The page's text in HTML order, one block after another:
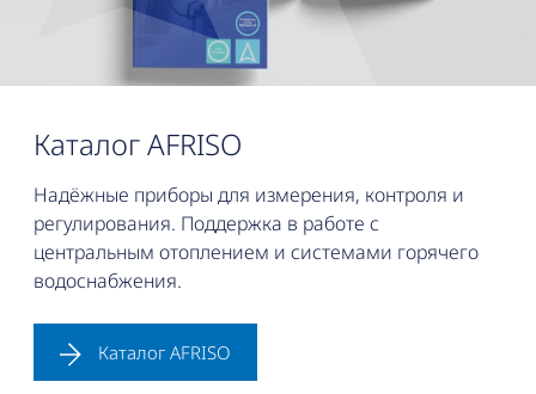
Каталог AFRISO
Надёжные приборы для измерения, контроля и
регулирования. Поддержка в работе с
центральным отоплением и системами горячего
водоснабжения.
Каталог AFRISO